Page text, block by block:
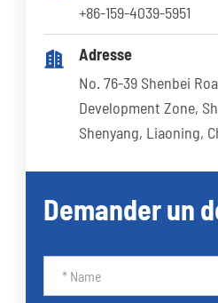
+86-159-4039-5951

Adresse
No. 76-39 Shenbei
Development Zone,
Shenyang, Liaoning,
Demander un